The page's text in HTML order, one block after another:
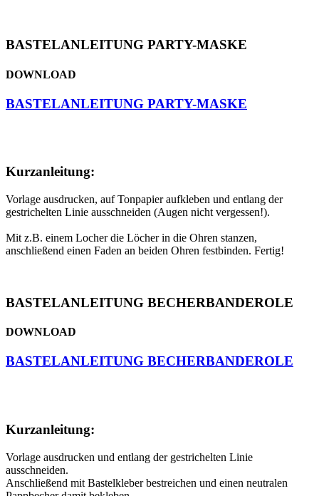
BASTELANLEITUNG PARTY-MASKE
DOWNLOAD
BASTELANLEITUNG PARTY-MASKE
Kurzanleitung:
Vorlage ausdrucken, auf Tonpapier aufkleben und entlang der
gestrichelten Linie ausschneiden (Augen nicht vergessen!).
Mit z.B. einem Locher die Löcher in die Ohren stanzen,
anschließend einen Faden an beiden Ohren festbinden. Fertig!
BASTELANLEITUNG BECHERBANDEROLE
DOWNLOAD
BASTELANLEITUNG BECHERBANDEROLE
Kurzanleitung:
Vorlage ausdrucken und entlang der gestrichelten Linie
ausschneiden.
Anschließend mit Bastelkleber bestreichen und einen neutralen